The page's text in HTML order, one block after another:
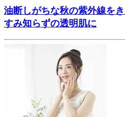
油断しがちな秋の紫外線を
すみ知らずの透明肌に